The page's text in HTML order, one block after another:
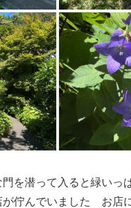
を潜って入ると緑いっ
が佇んでいました お店